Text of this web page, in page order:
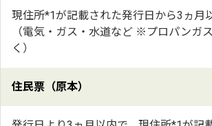
現住所*1が記載された発行日から3ヵ月
（電気・ガス・水道など ※プロパンガ
く）
住民票（原本）